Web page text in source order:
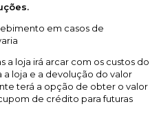
em casos de
a loja irá arcar com os custos do
loja e a devolução do valor
terá a opção de obter o valor
de crédito para futuras